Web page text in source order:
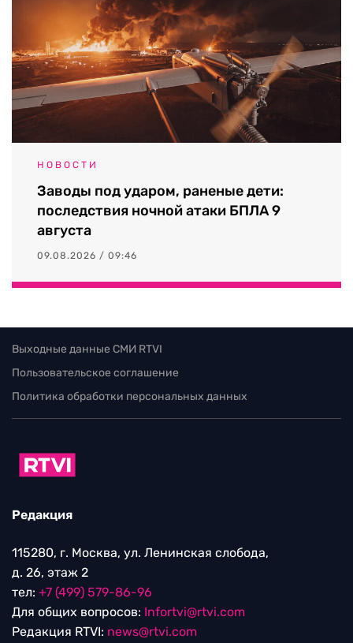
НОВОСТИ
Заводы под ударом, раненые дети:
последствия ночной атаки БПЛА 9
августа
09.08.2026 / 09:46
Выходные данные СМИ RTVI
Пользовательское соглашение
Политика обработки персональных данных
Редакция
115280, г. Москва, ул. Ленинская слобода,
д. 26, этаж 2
тел: +7 (499) 579-86-96
Для общих вопросов: Infortvi@rtvi.com
Редакция RTVI: news@rtvi.com